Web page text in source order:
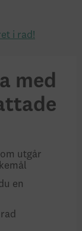
i rad!
med
utgår
en